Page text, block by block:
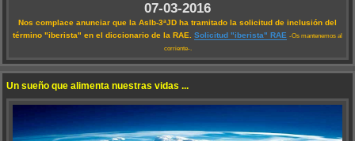
07-03-2016
Nos complace anunciar que la AsIb-3ªJD ha tramitado la solicitud de inclusión del
término "iberista" en el diccionario de la RAE. Solicitud "iberista" RAE -Os mantenemos al
corriente-.
Un sueño que alimenta nuestras vidas ...